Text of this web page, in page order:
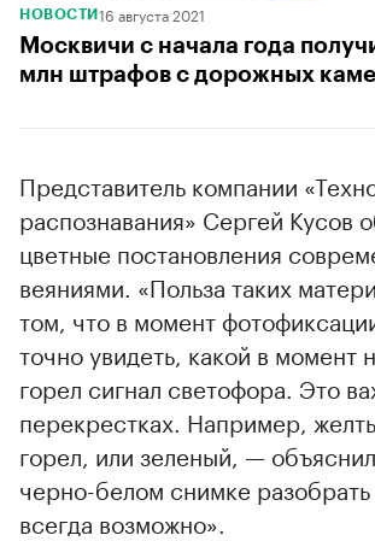
НОВОСТИ 16 августа 2021
Москвичи с начала года
млн штрафов с дорожных
Представитель компании
распознавания» Сергей Кусов
цветные постановления
веяниями. «Польза таких
том, что в момент
точно увидеть, какой в момент
горел сигнал светофора. Это
перекрестках. Например,
горел, или зеленый, —
черно-белом снимке разобрать
всегда возможно».